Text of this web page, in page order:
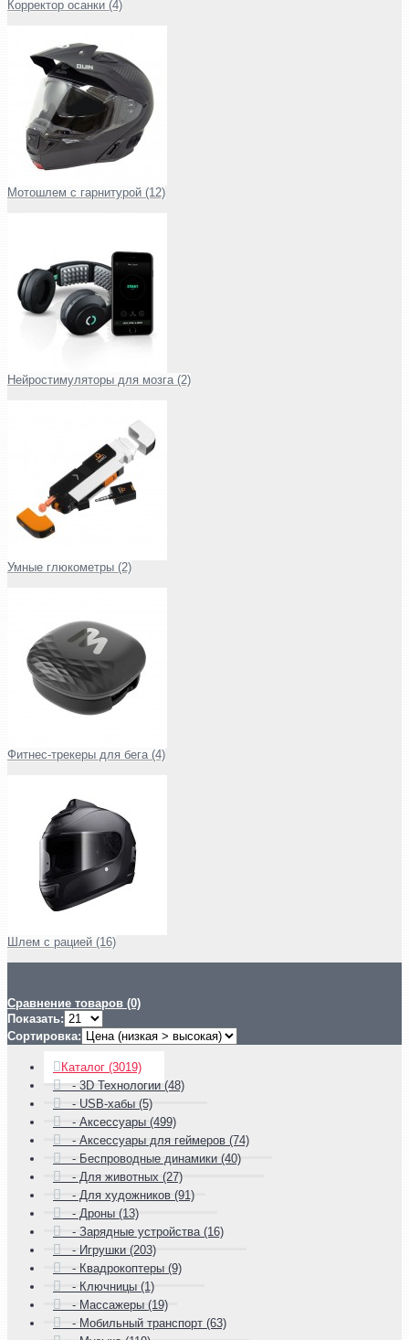
Корректор осанки (4)
Мотошлем с гарнитурой (12)
Нейростимуляторы для мозга (2)
Умные глюкометры (2)
Фитнес-трекеры для бега (4)
Шлем с рацией (16)
Сравнение товаров (0)
Показать:
Сортировка:
Каталог (3019)
- 3D Технологии (48)
- USB-хабы (5)
- Аксессуары (499)
- Аксессуары для геймеров (74)
- Беспроводные динамики (40)
- Для животных (27)
- Для художников (91)
- Дроны (13)
- Зарядные устройства (16)
- Игрушки (203)
- Квадрокоптеры (9)
- Ключницы (1)
- Массажеры (19)
- Мобильный транспорт (63)